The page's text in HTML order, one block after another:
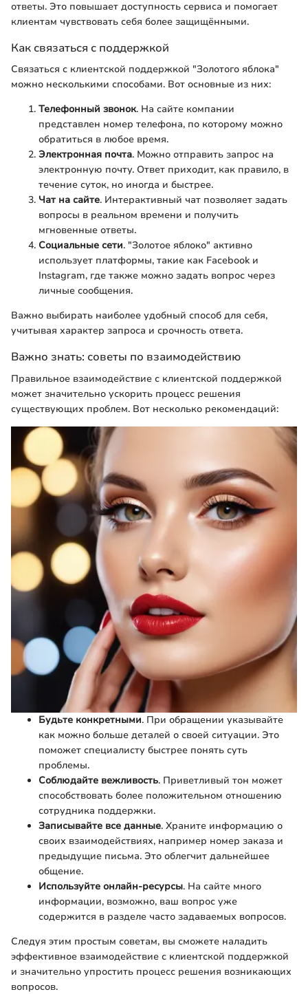
ответы. Это повышает доступность сервиса и помогает
клиентам чувствовать себя более защищёнными.
Как связаться с поддержкой
Связаться с клиентской поддержкой "Золотого яблока"
можно несколькими способами. Вот основные из них:
Телефонный звонок. На сайте компании
представлен номер телефона, по которому можно
обратиться в любое время.
Электронная почта. Можно отправить запрос на
электронную почту. Ответ приходит, как правило, в
течение суток, но иногда и быстрее.
Чат на сайте. Интерактивный чат позволяет задать
вопросы в реальном времени и получить
мгновенные ответы.
Социальные сети. "Золотое яблоко" активно
использует платформы, такие как Facebook и
Instagram, где также можно задать вопрос через
личные сообщения.
Важно выбирать наиболее удобный способ для себя,
учитывая характер запроса и срочность ответа.
Важно знать: советы по взаимодействию
Правильное взаимодействие с клиентской поддержкой
может значительно ускорить процесс решения
существующих проблем. Вот несколько рекомендаций:
Будьте конкретными. При обращении указывайте
как можно больше деталей о своей ситуации. Это
поможет специалисту быстрее понять суть
проблемы.
Соблюдайте вежливость. Приветливый тон может
способствовать более положительном отношению
сотрудника поддержки.
Записывайте все данные. Храните информацию о
своих взаимодействиях, например номер заказа и
предыдущие письма. Это облегчит дальнейшее
общение.
Используйте онлайн-ресурсы. На сайте много
информации, возможно, ваш вопрос уже
содержится в разделе часто задаваемых вопросов.
Следуя этим простым советам, вы сможете наладить
эффективное взаимодействие с клиентской поддержкой
и значительно упростить процесс решения возникающих
вопросов.